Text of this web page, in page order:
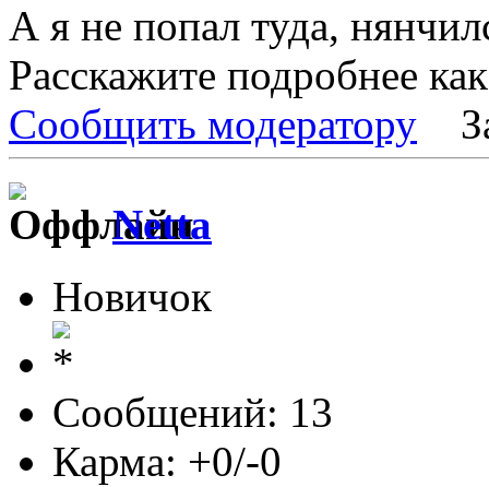
А я не попал туда,
Расскажите подробнее
Сообщить модератору
Netta
Новичок
Сообщений: 13
Карма: +0/-0